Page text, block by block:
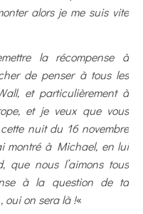
alors je me suis vite
la récompense à
de penser à tous les
et particulièrement à
et je veux que vous
nuit du 16 novembre
montré à Michael, en lui
que nous l’aimons tous
à la question de ta
oui on sera là !«